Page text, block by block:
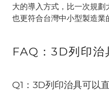
大的導入方式，比一次規劃
也更符合台灣中小型製造業
FAQ：3D列印治
Q1：3D列印治具可以